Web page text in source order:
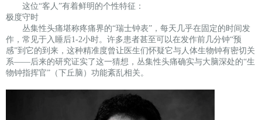
这位“客人”有着鲜明的个性特征：
极度守时
丛集性头痛堪称疼痛界的“瑞士钟表”，每天几乎在固定的时间发
作，常见于入睡后1-2小时。许多患者甚至可以在发作前几分钟“预
感”到它的到来，这种精准度曾让医生们怀疑它与 人体生物钟有密切关
系——后来的研究证实了这一猜想，丛集性头痛确实与大脑深处的“生
物钟指挥官”（下丘脑）功能紊乱相关。